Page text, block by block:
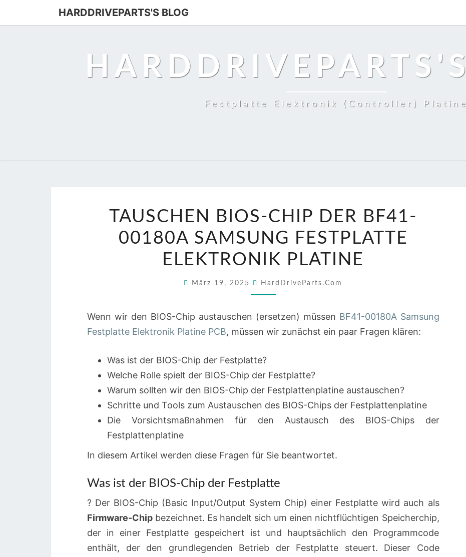
HARDDRIVEPARTS'S BLOG
Festplatte Elektronik (Controller) Platine
BIOS-
CHIP
BF41-
00180A
SAMSUNG
ELEKTRONIK
PLATINE
TAUSCHEN BIOS-CHIP DER BF41-
00180A SAMSUNG FESTPLATTE
ELEKTRONIK PLATINE
März 19, 2025 HardDriveParts.com
Wenn wir den BIOS-Chip austauschen (ersetzen) müssen BF41-00180A Samsung
Festplatte Elektronik Platine PCB, müssen wir zunächst ein paar Fragen klären:
Was ist der BIOS-Chip der Festplatte?
Welche Rolle spielt der BIOS-Chip der Festplatte?
Warum sollten wir den BIOS-Chip der Festplattenplatine austauschen?
Schritte und Tools zum Austauschen des BIOS-Chips der Festplattenplatine
Die Vorsichtsmaßnahmen für den Austausch des BIOS-Chips der
Festplattenplatine
In diesem Artikel werden diese Fragen für Sie beantwortet.
Was ist der BIOS-Chip der Festplatte
? Der BIOS-Chip (Basic Input/Output System Chip) einer Festplatte wird auch als
Firmware-Chip bezeichnet. Es handelt sich um einen nichtflüchtigen Speicherchip,
der in einer Festplatte gespeichert ist und hauptsächlich den Programmcode
enthält, der den grundlegenden Betrieb der Festplatte steuert. Dieser Code